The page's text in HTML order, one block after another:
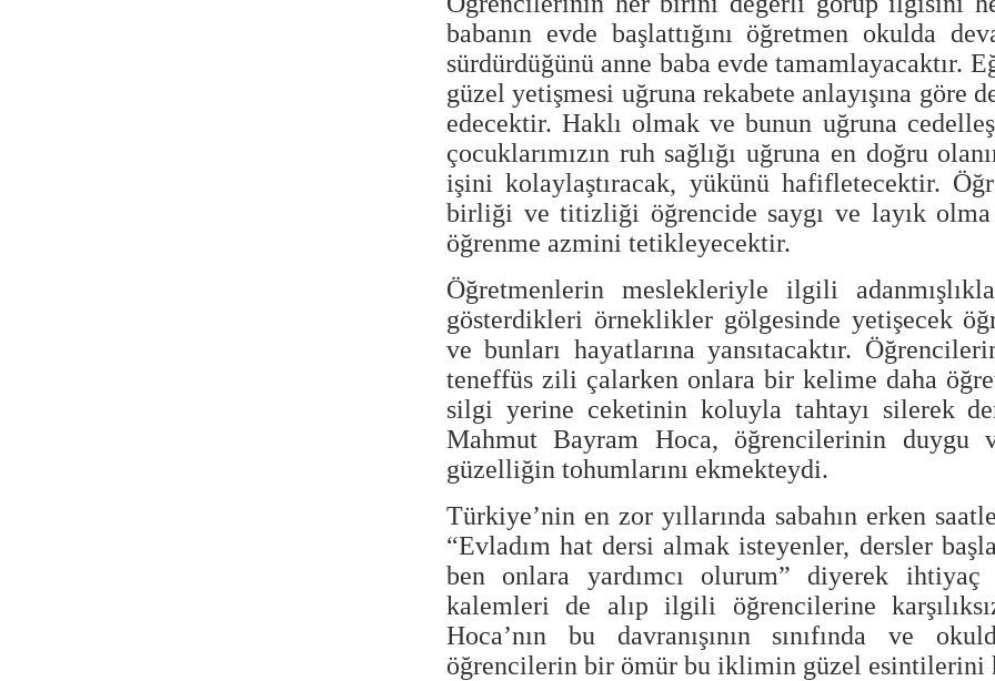
babanın evde başlattığını öğretmen okulda
sürdürdüğünü anne baba evde tamamlayacaktır.
güzel yetişmesi uğruna rekabete anlayışına göre
edecektir. Haklı olmak ve bunun uğruna
çocuklarımızın ruh sağlığı uğruna en doğru
işini kolaylaştıracak, yükünü hafifletecektir.
birliği ve titizliği öğrencide saygı ve layık olma
öğrenme azmini tetikleyecektir.
Öğretmenlerin meslekleriyle ilgili
gösterdikleri örneklikler gölgesinde yetişecek
ve bunları hayatlarına yansıtacaktır.
teneffüs zili çalarken onlara bir kelime daha
silgi yerine ceketinin koluyla tahtayı silerek
Mahmut Bayram Hoca, öğrencilerinin duygu
güzelliğin tohumlarını ekmekteydi.
Türkiye’nin en zor yıllarında sabahın erken
“Evladım hat dersi almak isteyenler, dersler
ben onlara yardımcı olurum” diyerek ihtiyaç
kalemleri de alıp ilgili öğrencilerine
Hoca’nın bu davranışının sınıfında ve
öğrencilerin bir ömür bu iklimin güzel esintilerini